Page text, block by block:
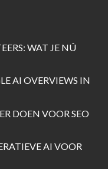
WAT JE NÚ
AI OVERVIEWS IN
DOEN VOOR SEO
AI VOOR